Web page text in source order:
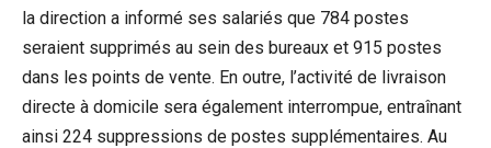
la direction a informé ses salariés que 784 postes
seraient supprimés au sein des bureaux et 915 postes
dans les points de vente. En outre, l’activité de livraison
directe à domicile sera également interrompue, entraînant
ainsi 224 suppressions de postes supplémentaires. Au